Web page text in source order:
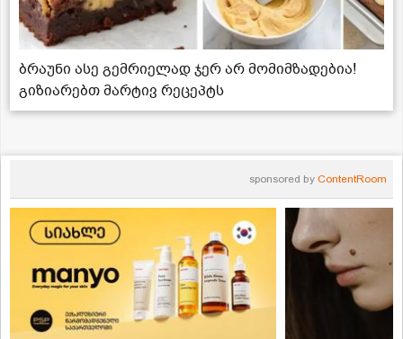
ბრაუნი ასე გემრიელად ჯერ არ მომიმზადებია!
გიზიარებთ მარტივ რეცეპტს
sponsored by ContentRoom